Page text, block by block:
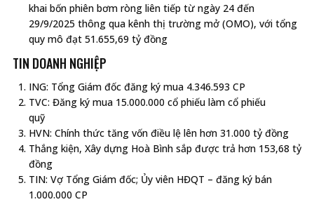
khai bốn phiên bơm ròng liên tiếp từ ngày 24 đến
29/9/2025 thông qua kênh thị trường mở (OMO), với tổng
quy mô đạt 51.655,69 tỷ đồng
TIN DOANH NGHIỆP
ING: Tổng Giám đốc đăng ký mua 4.346.593 CP
TVC: Đăng ký mua 15.000.000 cổ phiếu làm cổ phiếu
quỹ
HVN: Chính thức tăng vốn điều lệ lên hơn 31.000 tỷ đồng
Thắng kiện, Xây dựng Hoà Bình sắp được trả hơn 153,68 tỷ
đồng
TIN: Vợ Tổng Giám đốc; Ủy viên HĐQT – đăng ký bán
1.000.000 CP